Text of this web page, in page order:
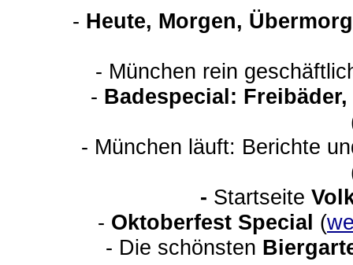
- Heute, Morgen,
- München rein
- Badespecial:
- München läuft: Berichte
- Startseite
- Oktoberfest Special (
- Die schönsten